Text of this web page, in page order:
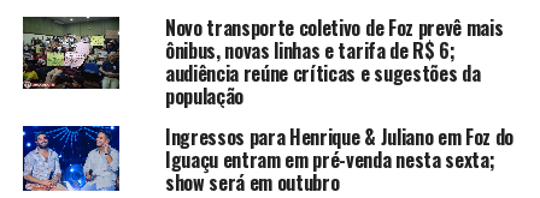
Novo transporte coletivo de Foz prevê mais
ônibus, novas linhas e tarifa de R$ 6;
audiência reúne críticas e sugestões da
população
Ingressos para Henrique & Juliano em Foz do
Iguaçu entram em pré-venda nesta sexta;
show será em outubro